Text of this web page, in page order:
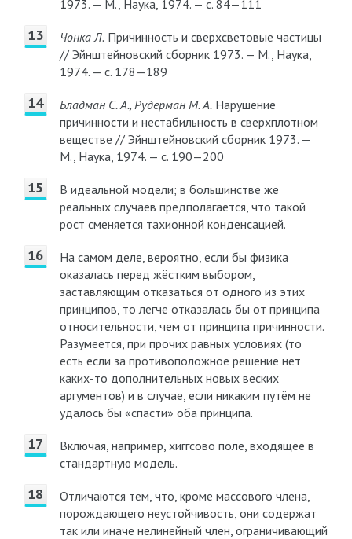
1973. — М., Наука, 1974. — с. 84—111
Чонка Л.Причинность и сверхсветовые частицы
// Эйнштейновский сборник 1973. — М., Наука,
1974. — с. 178—189
Бладман С. А., Рудерман М. А.Нарушение
причинности и нестабильность в сверхплотном
веществе // Эйнштейновский сборник 1973. —
М., Наука, 1974. — с. 190—200
В идеальной модели; в большинстве же
реальных случаев предполагается, что такой
рост сменяется тахионной конденсацией.
На самом деле, вероятно, если бы физика
оказалась перед жёстким выбором,
заставляющим отказаться от одного из этих
принципов, то легче отказалась бы от принципа
относительности, чем от принципа причинности.
Разумеется, при прочих равных условиях (то
есть если за противоположное решение нет
каких-то дополнительных новых веских
аргументов) и в случае, если никаким путём не
удалось бы «спасти» оба принципа.
Включая, например, хиггсово поле, входящее в
стандартную модель.
Отличаются тем, что, кроме массового члена,
порождающего неустойчивость, они содержат
так или иначе нелинейный член, ограничивающий